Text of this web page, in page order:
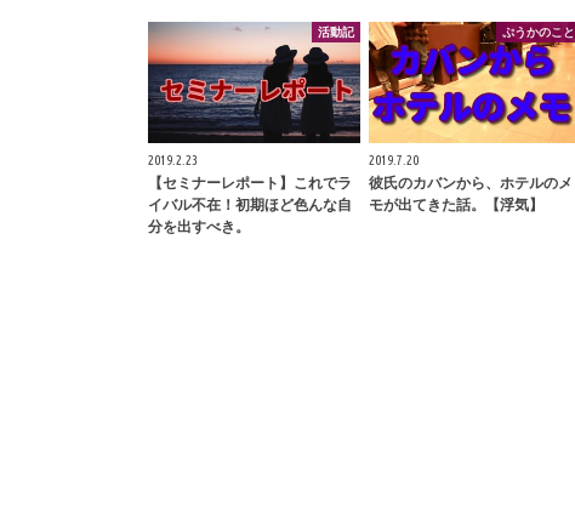
活動記
2019.2.23
【セミナーレポート】これでラ
イバル不在！初期ほど色んな自
分を出すべき。
ぷうかのこと
2019.7.20
彼氏のカバンから、ホテルのメ
モが出てきた話。【浮気】